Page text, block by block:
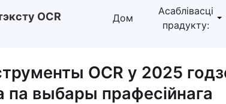
OCR Дом
Асаблівасці
прадукту:
OCR у 2025
па выбары прафесійнага